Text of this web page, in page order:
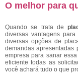
O melhor para
Quando se trata de
diversas vantagens
diversas opções de
demandas apresentadas
empresa para sanar
eficiente todas as
você achará tudo o que